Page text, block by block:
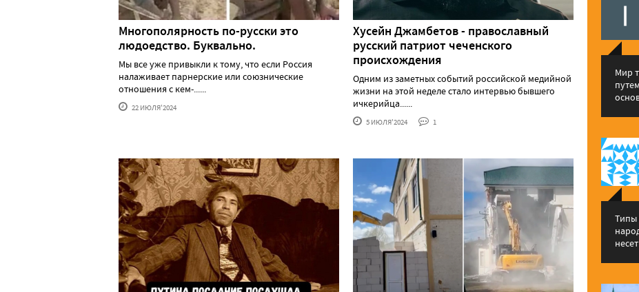
Многополярность по-русски это
людоедство. Буквально.
Мы все уже привыкли к тому, что если Россия
налаживает парнерские или союзнические
отношения с кем-......
22 ИЮЛЯ'2024
Хусейн Джамбетов - православный
русский патриот чеченского
происхождения
Одним из заметных событий российской медийной
жизни на этой неделе стало интервью бывшего
ичкерийца......
5 ИЮЛЯ'2024 1
Мир
Типы